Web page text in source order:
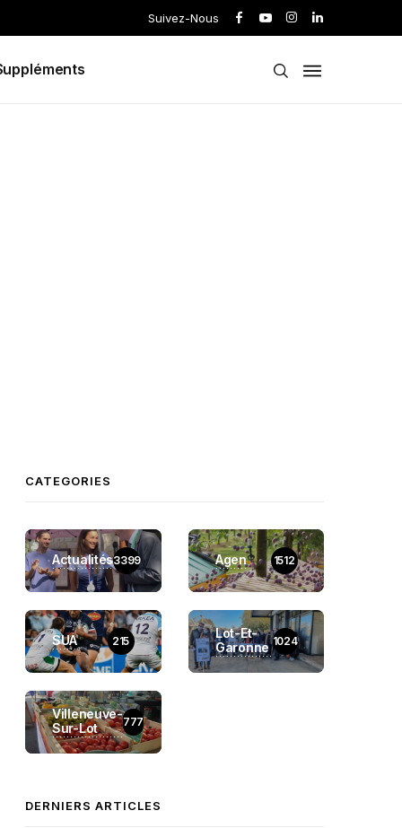
Suivez-Nous
CATEGORIES
Actualités3399 Agen 1512
SUA 215
Lot-Et-
Garonne 1024
Villeneuve-
Sur-Lot
777
DERNIERS ARTICLES